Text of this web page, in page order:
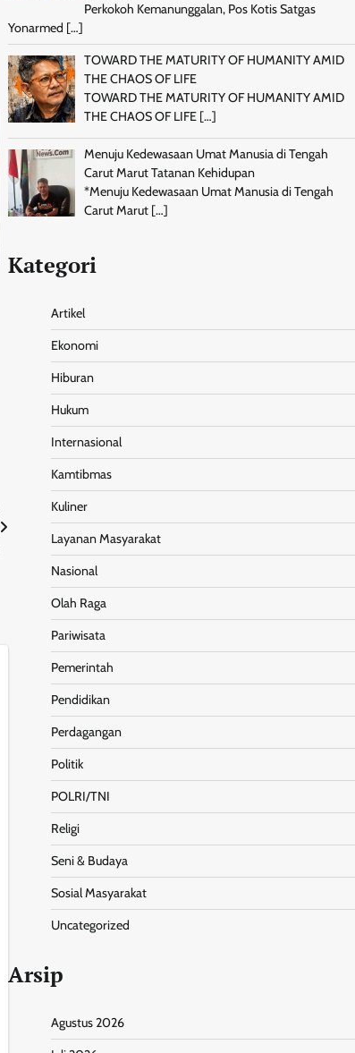
Perkokoh Kemanunggalan, Pos Kotis Satgas
Yonarmed […]
TOWARD THE MATURITY OF HUMANITY AMID
THE CHAOS OF LIFE
TOWARD THE MATURITY OF HUMANITY AMID
THE CHAOS OF LIFE […]
Menuju Kedewasaan Umat Manusia di Tengah
Carut Marut Tatanan Kehidupan
*Menuju Kedewasaan Umat Manusia di Tengah
Carut Marut […]
Kategori
Artikel
Ekonomi
Hiburan
Hukum
Internasional
Kamtibmas
Kuliner
Layanan Masyarakat
Nasional
Olah Raga
Pariwisata
Pemerintah
Pendidikan
Perdagangan
Politik
POLRI/TNI
Religi
Seni & Budaya
Sosial Masyarakat
Uncategorized
Arsip
Agustus 2026